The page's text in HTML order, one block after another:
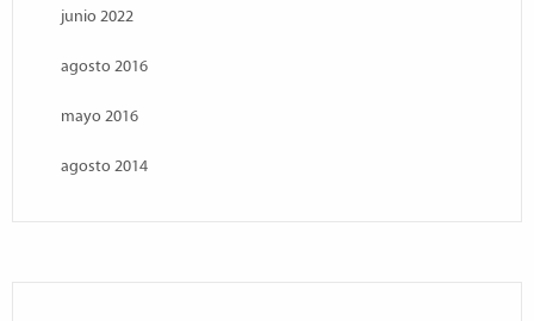
junio 2022
agosto 2016
mayo 2016
agosto 2014